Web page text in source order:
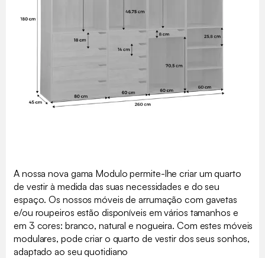
A nossa nova gama Modulo permite-lhe criar um quarto
de vestir à medida das suas necessidades e do seu
espaço. Os nossos móveis de arrumação com gavetas
e/ou roupeiros estão disponíveis em vários tamanhos e
em 3 cores: branco, natural e nogueira. Com estes móveis
modulares, pode criar o quarto de vestir dos seus sonhos,
adaptado ao seu quotidiano